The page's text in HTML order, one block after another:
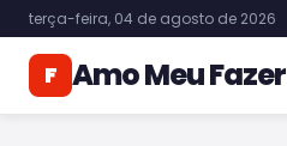
terça-feira, 04 de agosto de 2026
F Amo Meu Fazer